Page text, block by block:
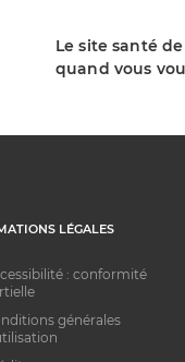
Le site santé
quand vous
LÉGALES
: conformité
générales